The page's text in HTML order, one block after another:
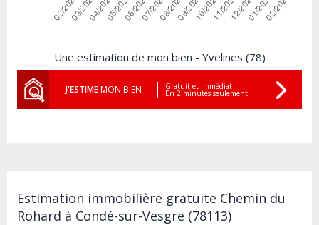
Une estimation de mon bien - Yvelines (78)
J'ESTIMEMON BIEN Gratuit et Immédiat
En 2 minutes seulement
Estimation immobilière gratuite Chemin du
Rohard à Condé-sur-Vesgre (78113)